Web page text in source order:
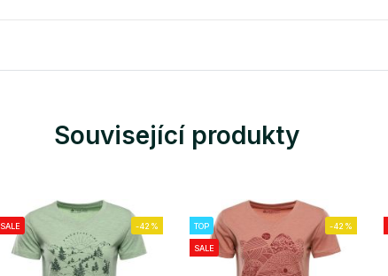
Související produkty
SALE -42% TOP
SALE
-42%